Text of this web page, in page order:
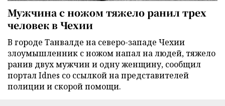
Мужчина с ножом тяжело ранил трех
человек в Чехии
В городе Танвалде на северо-западе Чехии
злоумышленник с ножом напал на людей, тяжело
ранив двух мужчин и одну женщину, сообщил
портал Idnes со ссылкой на представителей
полиции и скорой помощи.